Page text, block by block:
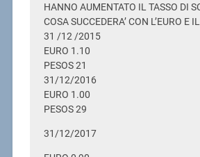
HANNO AUMENTATO IL TASSO DI
COSA SUCCEDERA’ CON L’EURO E
31 /12 /2015
EURO 1.10
PESOS 21
31/12/2016
EURO 1.00
PESOS 29
31/12/2017